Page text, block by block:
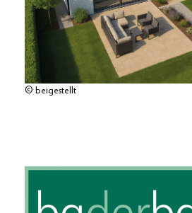
© beigestellt